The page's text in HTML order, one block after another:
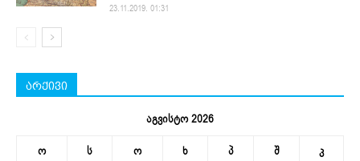
23.11.2019. 01:31
არქივი
აგვისტო 2026
ო ს ო ხ პ შ კ